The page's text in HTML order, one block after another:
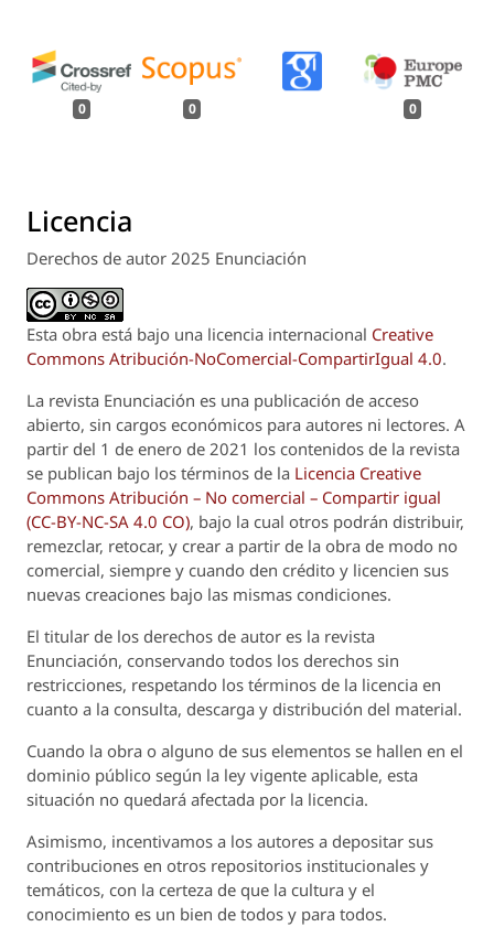
0 0 0
Licencia
Derechos de autor 2025 Enunciación
Esta obra está bajo una licencia internacional Creative
Commons Atribución-NoComercial-CompartirIgual 4.0.
La revista Enunciación es una publicación de acceso
abierto, sin cargos económicos para autores ni lectores. A
partir del 1 de enero de 2021 los contenidos de la revista
se publican bajo los términos de la Licencia Creative
Commons Atribución – No comercial – Compartir igual
(CC-BY-NC-SA 4.0 CO), bajo la cual otros podrán distribuir,
remezclar, retocar, y crear a partir de la obra de modo no
comercial, siempre y cuando den crédito y licencien sus
nuevas creaciones bajo las mismas condiciones.
El titular de los derechos de autor es la revista
Enunciación, conservando todos los derechos sin
restricciones, respetando los términos de la licencia en
cuanto a la consulta, descarga y distribución del material.
Cuando la obra o alguno de sus elementos se hallen en el
dominio público según la ley vigente aplicable, esta
situación no quedará afectada por la licencia.
Asimismo, incentivamos a los autores a depositar sus
contribuciones en otros repositorios institucionales y
temáticos, con la certeza de que la cultura y el
conocimiento es un bien de todos y para todos.